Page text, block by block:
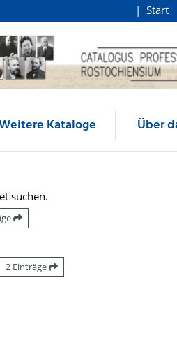
Start
Kataloge Über
suchen.
2 Einträge